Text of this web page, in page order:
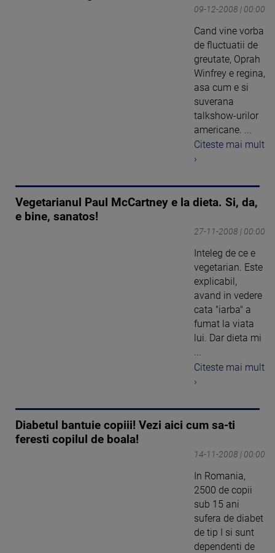
09-12-2008 | 00:00
Cand vine vorba
de fluctuatii de
greutate, Oprah
Winfrey e regina,
asa cum e si
suverana
talkshow-urilor
americane. ...
Citeste mai mult
›
Vegetarianul Paul McCartney e la dieta. Si, da,
e bine, sanatos!
27-11-2008 | 00:00
Inteleg de ce e
vegetarian. Este
explicabil,
avand in vedere
cata "iarba" a
fumat la viata
lui. Dar dieta mi
...
Citeste mai mult
›
Diabetul bantuie copiii! Vezi aici cum sa-ti
feresti copilul de boala!
14-11-2008 | 00:00
In Romania,
2500 de copii
sub 15 ani
sufera de diabet
de tip I si sunt
dependenti de